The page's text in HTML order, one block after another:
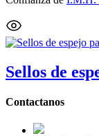
Sellos de
Contactanos